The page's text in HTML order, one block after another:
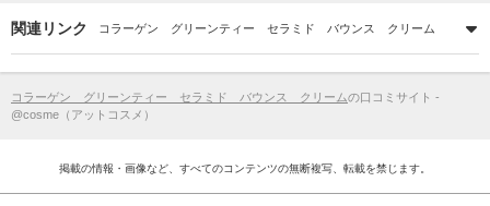
関連リンク コラーゲン グリーンティー セラミド バウンス クリーム
コラーゲン グリーンティー セラミド バウンス クリームの口コミサイト -
@cosme（アットコスメ）
掲載の情報・画像など、すべてのコンテンツの無断複写、転載を禁じます。